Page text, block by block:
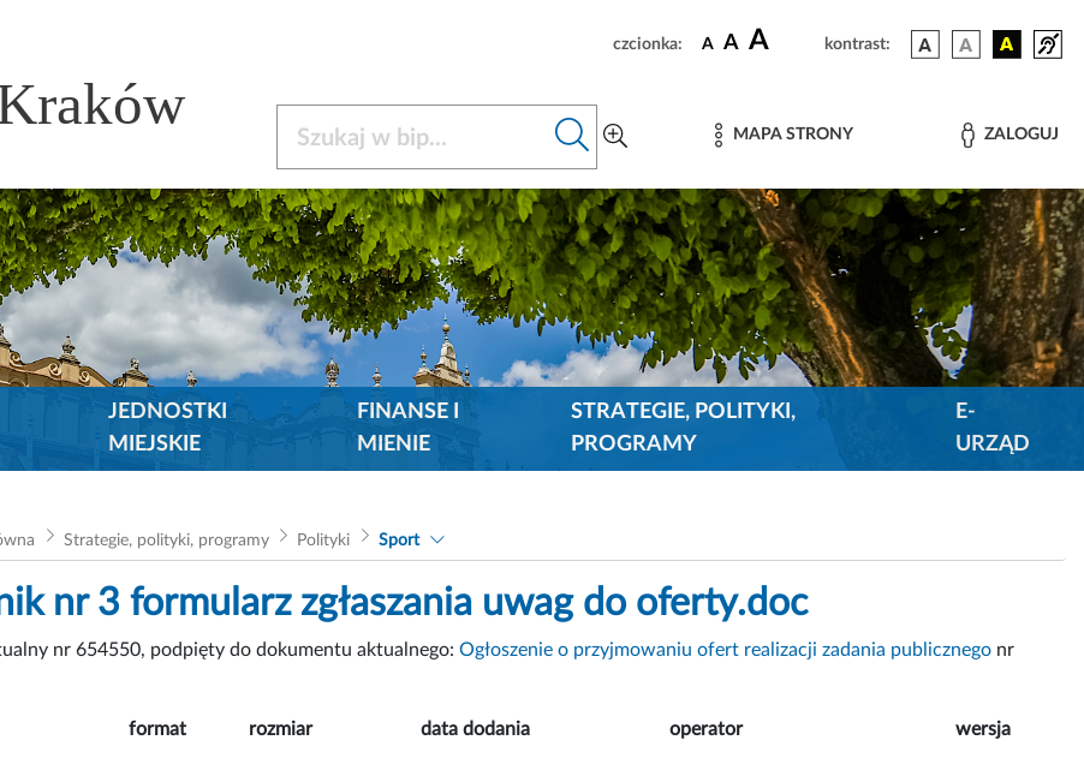
czcionka: A A A kontrast:
MAPA STRONY ZALOGUJ
JEDNOSTKI
MIEJSKIE
FINANSE I
MIENIE
STRATEGIE, POLITYKI,
PROGRAMY
E-
URZĄD
Strategie, polityki, programy Polityki Sport
nr 3 formularz zgłaszania uwag do oferty.doc
nr 654550, podpięty do dokumentu aktualnego: Ogłoszenie o przyjmowaniu ofert realizacji zadania publicznego nr
format rozmiar data dodania operator wersja